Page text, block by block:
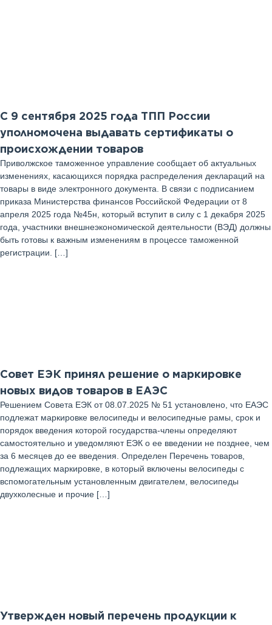
С 9 сентября 2025 года ТПП России
уполномочена выдавать сертификаты о
происхождении товаров
Приволжское таможенное управление сообщает об актуальных
изменениях, касающихся порядка распределения деклараций на
товары в виде электронного документа. В связи с подписанием
приказа Министерства финансов Российской Федерации от 8
апреля 2025 года №45н, который вступит в силу с 1 декабря 2025
года, участники внешнеэкономической деятельности (ВЭД) должны
быть готовы к важным изменениям в процессе таможенной
регистрации. […]
Совет ЕЭК принял решение о маркировке
новых видов товаров в ЕАЭС
Решением Совета ЕЭК от 08.07.2025 № 51 установлено, что ЕАЭС
подлежат маркировке велосипеды и велосипедные рамы, срок и
порядок введения которой государства-члены определяют
самостоятельно и уведомляют ЕЭК о ее введении не позднее, чем
за 6 месяцев до ее введения. Определен Перечень товаров,
подлежащих маркировке, в который включены велосипеды с
вспомогательным установленным двигателем, велосипеды
двухколесные и прочие […]
Утвержден новый перечень продукции к